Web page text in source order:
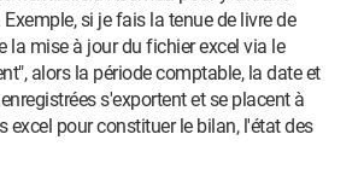
si je fais la tenue de livre de
la mise à jour du fichier excel via le
alors la période comptable, la date et
s'exportent et se placent à
excel pour constituer le bilan, l'état des